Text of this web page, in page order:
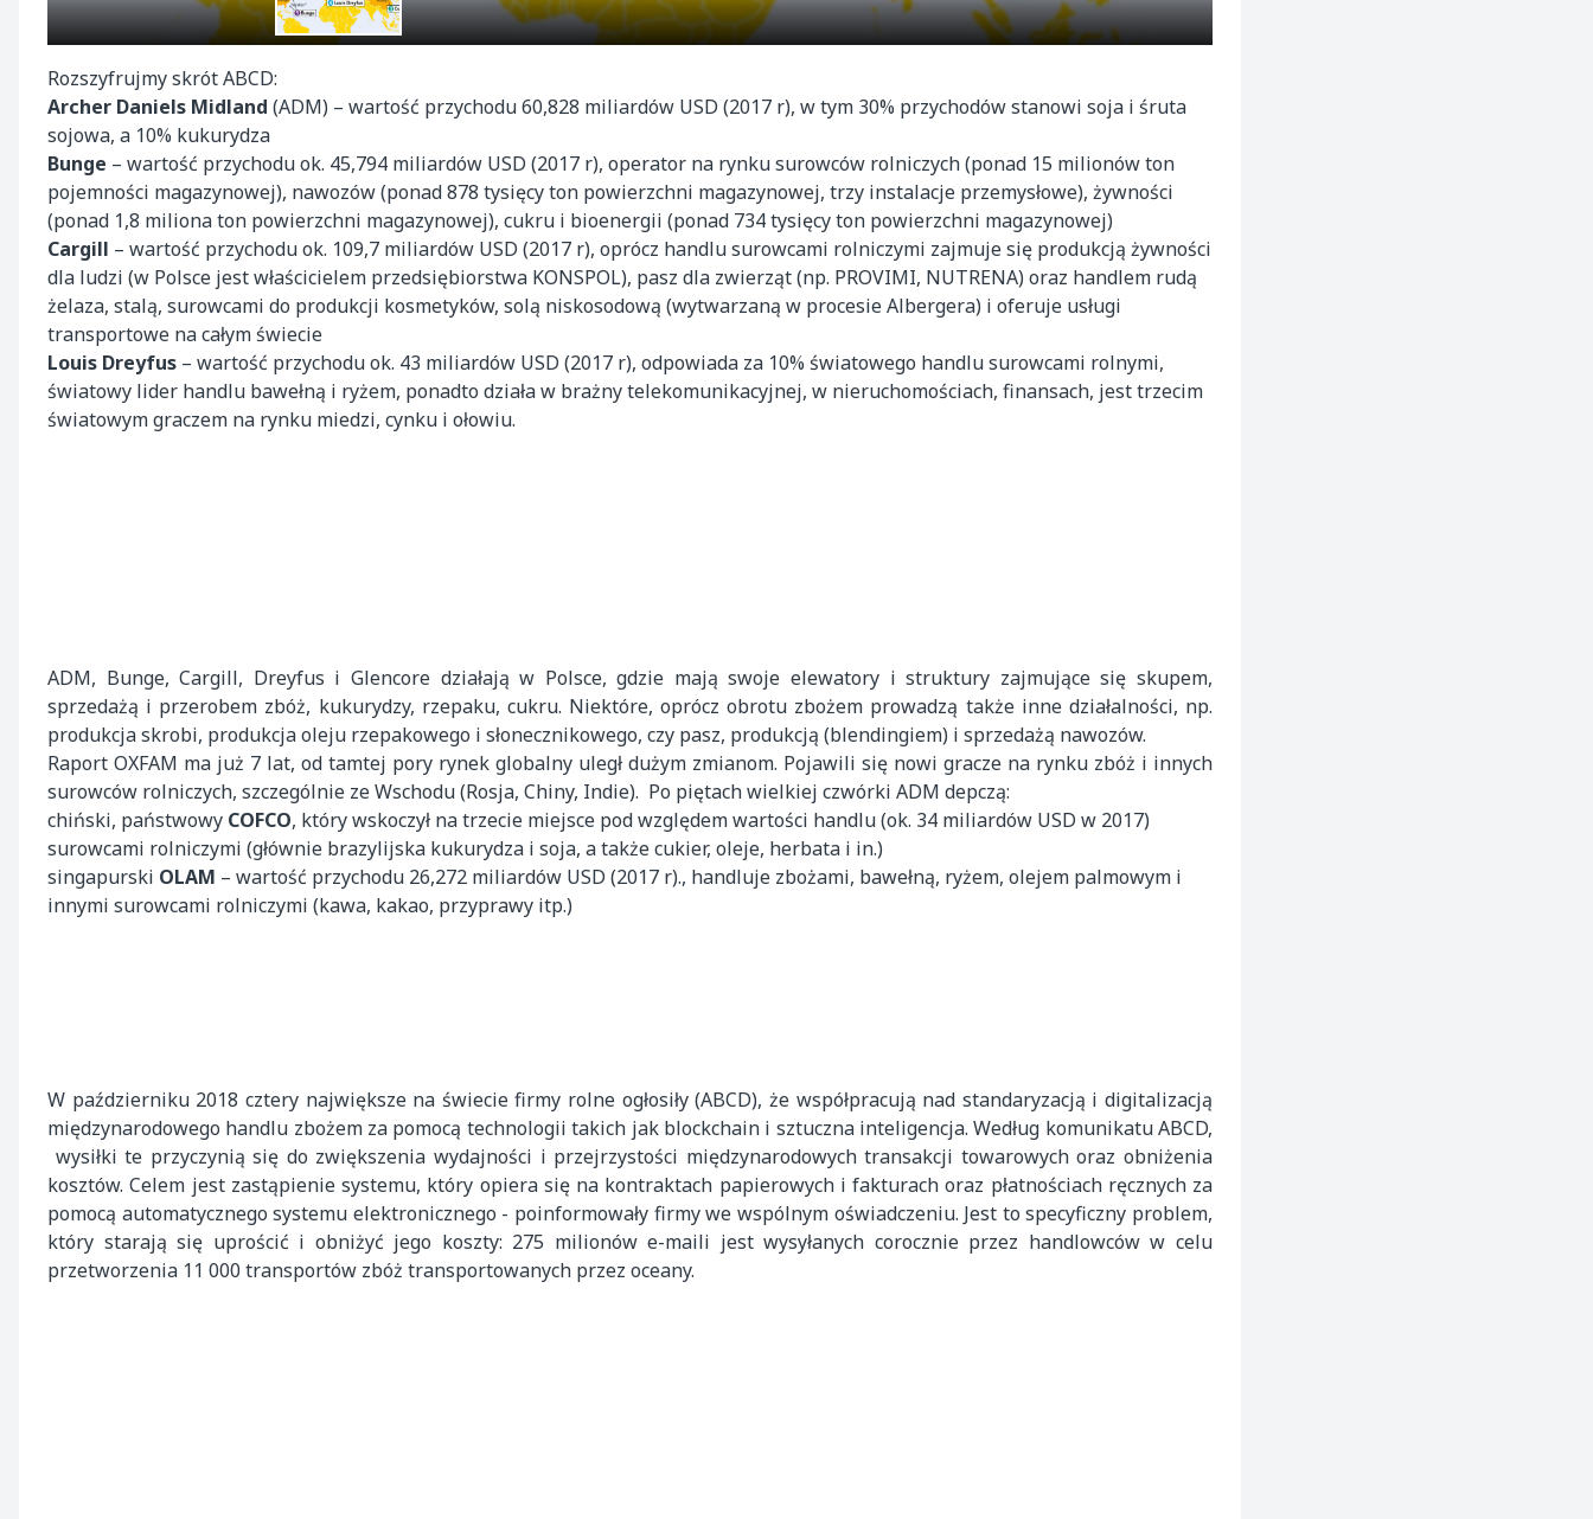
Rozszyfrujmy skrót ABCD:
Archer Daniels Midland (ADM) – wartość przychodu 60,828 miliardów USD (2017 r), w tym 30% przychodów stanowi soja i śruta
sojowa, a 10% kukurydza
Bunge – wartość przychodu ok. 45,794 miliardów USD (2017 r), operator na rynku surowców rolniczych (ponad 15 milionów ton
pojemności magazynowej), nawozów (ponad 878 tysięcy ton powierzchni magazynowej, trzy instalacje przemysłowe), żywności
(ponad 1,8 miliona ton powierzchni magazynowej), cukru i bioenergii (ponad 734 tysięcy ton powierzchni magazynowej)
Cargill – wartość przychodu ok. 109,7 miliardów USD (2017 r), oprócz handlu surowcami rolniczymi zajmuje się produkcją żywności
dla ludzi (w Polsce jest właścicielem przedsiębiorstwa KONSPOL), pasz dla zwierząt (np. PROVIMI, NUTRENA) oraz handlem rudą
żelaza, stalą, surowcami do produkcji kosmetyków, solą niskosodową (wytwarzaną w procesie Albergera) i oferuje usługi
transportowe na całym świecie
Louis Dreyfus – wartość przychodu ok. 43 miliardów USD (2017 r), odpowiada za 10% światowego handlu surowcami rolnymi,
światowy lider handlu bawełną i ryżem, ponadto działa w brażny telekomunikacyjnej, w nieruchomościach, finansach, jest trzecim
światowym graczem na rynku miedzi, cynku i ołowiu.
ADM, Bunge, Cargill, Dreyfus i Glencore działają w Polsce, gdzie mają swoje elewatory i struktury zajmujące się skupem,
sprzedażą i przerobem zbóż, kukurydzy, rzepaku, cukru. Niektóre, oprócz obrotu zbożem prowadzą także inne działalności, np.
produkcja skrobi, produkcja oleju rzepakowego i słonecznikowego, czy pasz, produkcją (blendingiem) i sprzedażą nawozów.
Raport OXFAM ma już 7 lat, od tamtej pory rynek globalny uległ dużym zmianom. Pojawili się nowi gracze na rynku zbóż i innych
surowców rolniczych, szczególnie ze Wschodu (Rosja, Chiny, Indie). Po piętach wielkiej czwórki ADM depczą:
chiński, państwowy COFCO, który wskoczył na trzecie miejsce pod względem wartości handlu (ok. 34 miliardów USD w 2017)
surowcami rolniczymi (głównie brazylijska kukurydza i soja, a także cukier, oleje, herbata i in.)
singapurski OLAM – wartość przychodu 26,272 miliardów USD (2017 r)., handluje zbożami, bawełną, ryżem, olejem palmowym i
innymi surowcami rolniczymi (kawa, kakao, przyprawy itp.)
W październiku 2018 cztery największe na świecie firmy rolne ogłosiły (ABCD), że współpracują nad standaryzacją i digitalizacją
międzynarodowego handlu zbożem za pomocą technologii takich jak blockchain i sztuczna inteligencja. Według komunikatu ABCD,
wysiłki te przyczynią się do zwiększenia wydajności i przejrzystości międzynarodowych transakcji towarowych oraz obniżenia
kosztów. Celem jest zastąpienie systemu, który opiera się na kontraktach papierowych i fakturach oraz płatnościach ręcznych za
pomocą automatycznego systemu elektronicznego - poinformowały firmy we wspólnym oświadczeniu. Jest to specyficzny problem,
który starają się uprościć i obniżyć jego koszty: 275 milionów e-maili jest wysyłanych corocznie przez handlowców w celu
przetworzenia 11 000 transportów zbóż transportowanych przez oceany.